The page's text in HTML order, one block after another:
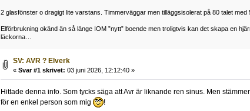
2 glasfönster o dragigt lite varstans. Timmerväggar men tilläggsisolerat på 80 talet
Elförbrukning okänd än så länge IOM ”nytt” boende men troligtvis kan det skapa en
läckorna…
SV: AVR ? Elverk
« Svar #1 skrivet: 03 juni 2026, 12:12:40 »
Hittade denna info. Som tycks säga att Avr är liknande ren sinus. Men
för en enkel person som mig
!